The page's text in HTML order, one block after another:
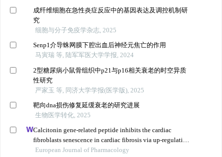
成纤维细胞在急性炎症反应中的基因表达及调控机制研
究
细胞与分子免疫学杂志, 2025
Senp1介导蛛网膜下腔出血后神经元焦亡的作用
马寅瑞 等, 陆军军医大学学报, 2024
2型糖尿病小鼠骨组织中p21与p16相关衰老的时空异质
性研究
严家玉 等, 同济大学学报(医学版), 2025
靶向dna损伤修复延缓衰老的研究进展
生物医学转化, 2025
Calcitonin gene-related peptide inhibits the cardiac
fibroblasts senescence in cardiac fibrosis via up-regulating
klotho expression
European Journal of Pharmacology